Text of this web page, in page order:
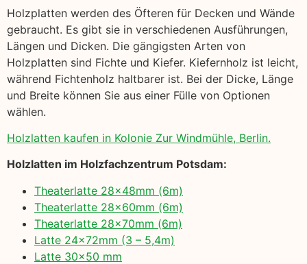
Holzplatten werden des Öfteren für Decken und Wände
gebraucht. Es gibt sie in verschiedenen Ausführungen,
Längen und Dicken. Die gängigsten Arten von
Holzplatten sind Fichte und Kiefer. Kiefernholz ist leicht,
während Fichtenholz haltbarer ist. Bei der Dicke, Länge
und Breite können Sie aus einer Fülle von Optionen
wählen.
Holzlatten kaufen in Kolonie Zur Windmühle, Berlin.
Holzlatten im Holzfachzentrum Potsdam:
Theaterlatte 28x48mm (6m)
Theaterlatte 28x60mm (6m)
Theaterlatte 28x70mm (6m)
Latte 24x72mm (3 – 5,4m)
Latte 30×50 mm